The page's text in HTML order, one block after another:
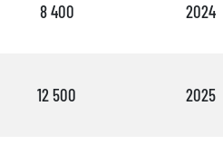
8 400 2024
12 500 2025